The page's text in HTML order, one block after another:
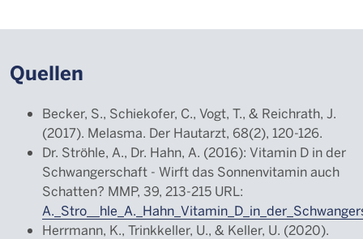
Quellen
Becker, S., Schiekofer, C., Vogt, T., & Reichrath, J.
(2017). Melasma. Der Hautarzt, 68(2), 120-126.
Dr. Ströhle, A., Dr. Hahn, A. (2016): Vitamin D in der
Schwangerschaft - Wirft das Sonnenvitamin auch
Schatten? MMP, 39, 213-215 URL:
Herrmann, K., Trinkkeller, U., & Keller, U. (2020).